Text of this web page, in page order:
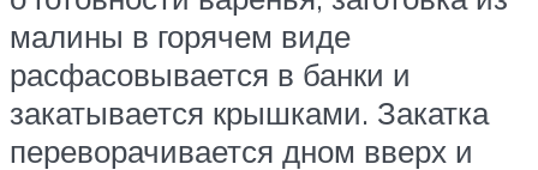
малины в горячем виде
расфасовывается в банки и
закатывается крышками. Закатка
переворачивается дном вверх и